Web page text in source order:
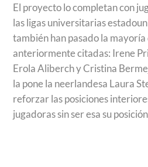
El proyecto lo completan con
las ligas universitarias
también han pasado la
anteriormente citadas: Irene
Erola Aliberch y Cristina
la pone la neerlandesa Laura
reforzar las posiciones
jugadoras sin ser esa su